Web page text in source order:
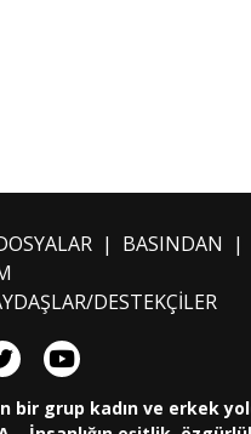
| BASINDAN |
DESTEKÇİLER
grup kadın ve erkek